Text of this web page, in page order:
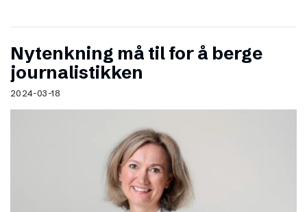
Nytenkning må til for å berge
journalistikken
2024-03-18